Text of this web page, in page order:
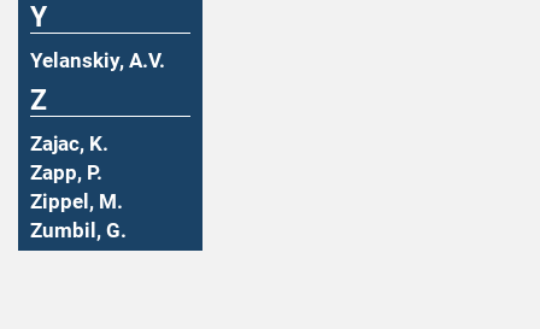
Y
Yelanskiy, A.V.
Z
Zajac, K.
Zapp, P.
Zippel, M.
Zumbil, G.